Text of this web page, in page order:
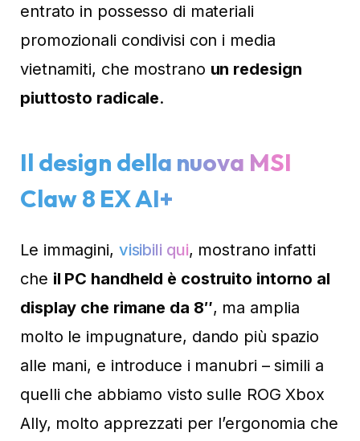
entrato in possesso di materiali
promozionali condivisi con i media
vietnamiti, che mostrano un redesign
piuttosto radicale.
Il design della nuova MSI
Claw 8 EX AI+
Le immagini, visibili qui, mostrano infatti
che il PC handheld è costruito intorno al
display che rimane da 8″, ma amplia
molto le impugnature, dando più spazio
alle mani, e introduce i manubri – simili a
quelli che abbiamo visto sulle ROG Xbox
Ally, molto apprezzati per l’ergonomia che